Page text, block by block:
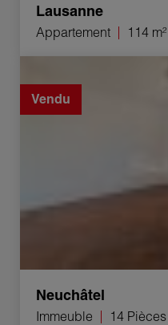
Lausanne
Appartement 114 m²
Vendu
Neuchâtel
Immeuble 14 Pièces